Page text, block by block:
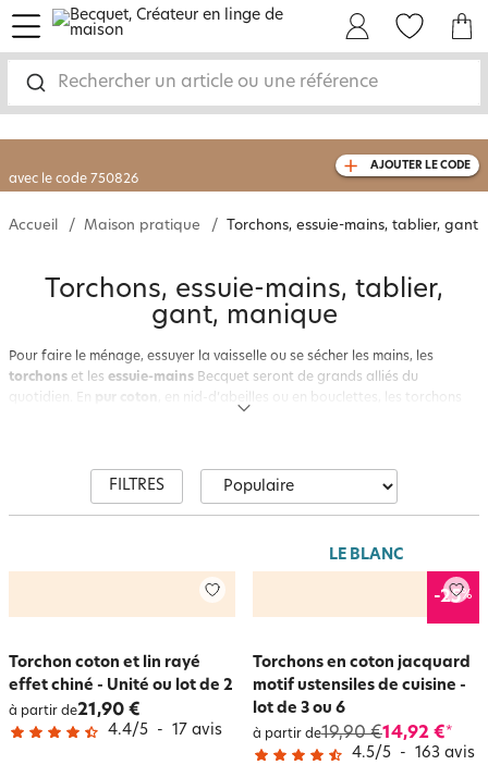
Rechercher un article ou une référence
menu
-30% sur votre commandedès 2 articles
achetés
livraison GRATUITEdès 110€ d'achat(1)
AJOUTER LE CODE
Accueil Maison pratique Torchons, essuie-mains, tablier, gant
Torchons, essuie-mains, tablier,
gant, manique
Pour faire le ménage, essuyer la vaisselle ou se sécher les mains, les
torchons et les essuie-mains Becquet seront de grands alliés du
quotidien. En pur coton
, en nid-d’abeilles ou en bouclettes, les torchons
aucune trace sur la vaisselle délicate. Enfin les essuie-mains ronds sont à
suspendre dans la cuisine ou dans la salle de bains. Enbouclettes
FILTRES
Torchon coton et lin rayé
effet chiné - Unité ou lot de 2
à partir de21,90 €
4.4/5 - 17 avis
LE BLANC
-25%
Torchons en coton jacquard
motif ustensiles de cuisine -
lot de 3 ou 6
à partir de19,90 €14,92 €*
4.5/5 - 163 avis